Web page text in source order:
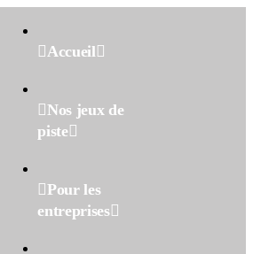
Accueil
Nos jeux de
piste
Pour les
entreprises